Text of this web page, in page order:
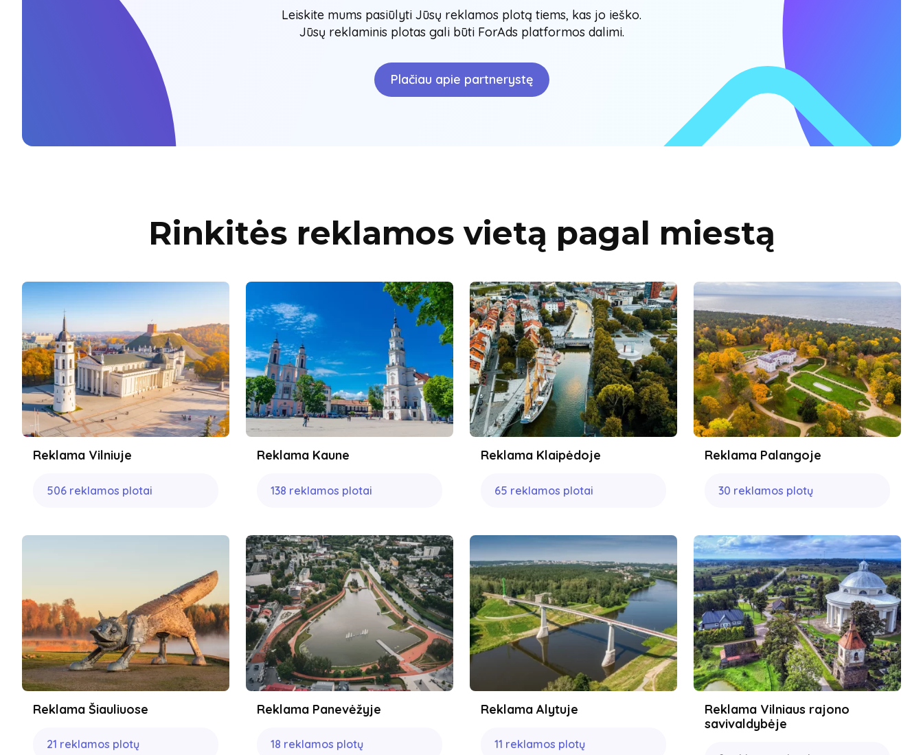
Leiskite mums pasiūlyti Jūsų reklamos plotą tiems, kas jo ieško.
Jūsų reklaminis plotas gali būti ForAds platformos dalimi.
Plačiau apie partnerystę
Rinkitės reklamos vietą pagal miestą
Reklama Vilniuje
506 reklamos plotai
Reklama Kaune
138 reklamos plotai
Reklama Klaipėdoje
65 reklamos plotai
Reklama Palangoje
30 reklamos plotų
Reklama Šiauliuose
21 reklamos plotų
Reklama Panevėžyje
18 reklamos plotų
Reklama Alytuje
11 reklamos plotų
Reklama Vilniaus rajono
savivaldybėje